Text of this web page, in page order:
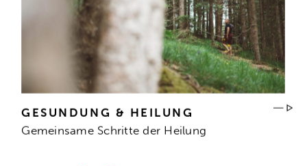
GESUNDUNG & HEILUNG
Gemeinsame Schritte der Heilung